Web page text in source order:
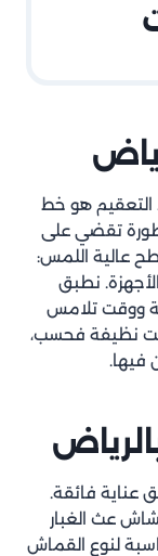
التعقيم هو خط
تقضي على
عالية اللمس:
نطبق
ووقت تلامس
نظيفة فحسب،
فيها.
عناية فائقة.
عث الغبار
لنوع القماش